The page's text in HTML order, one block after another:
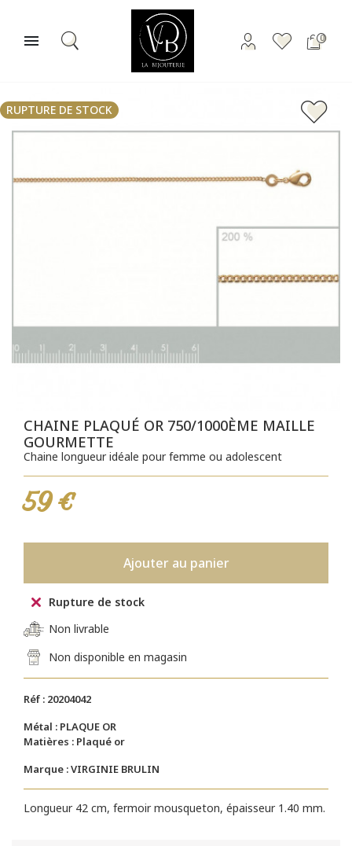
 0
RUPTURE DE STOCK
CHAINE PLAQUÉ OR 750/1000ÈME MAILLE
GOURMETTE
Chaine longueur idéale pour femme ou adolescent
59 €
Ajouter au panier
Rupture de stock
Non livrable
Non disponible en magasin
Réf : 20204042
Métal : PLAQUE OR
Matières : Plaqué or
Marque : VIRGINIE BRULIN
Longueur 42 cm, fermoir mousqueton, épaisseur 1.40 mm.